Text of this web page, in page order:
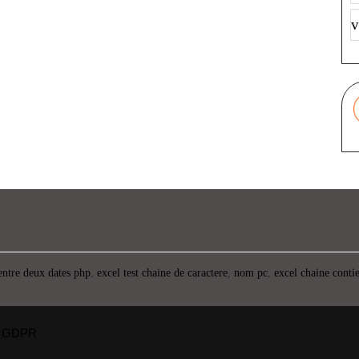
deux dates php excel test chaine de caractere nom pc excel chaine